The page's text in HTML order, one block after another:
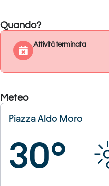
Quando?
Attività terminata
Meteo
Piazza Aldo Moro
30°